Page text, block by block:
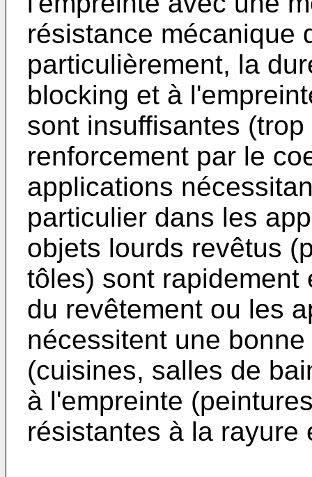
résistance mécanique
particulièrement, la
blocking et à
sont insuffisantes
renforcement par le
applications
particulier dans les
objets lourds revêtus
tôles) sont rapidement
du revêtement ou les
nécessitent une
(cuisines, salles de
à l'empreinte
résistantes à la rayure